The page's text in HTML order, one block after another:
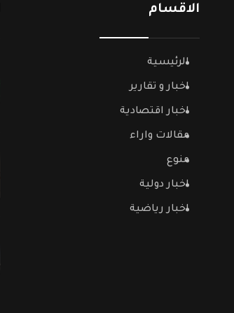
الاقسام
الرئيسية
اخبار و تقارير
اخبار اقتصادية
مقالات واراء
منوع
اخبار دولية
اخبار رياضية